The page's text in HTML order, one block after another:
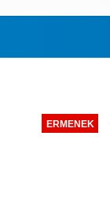
ERMENEK